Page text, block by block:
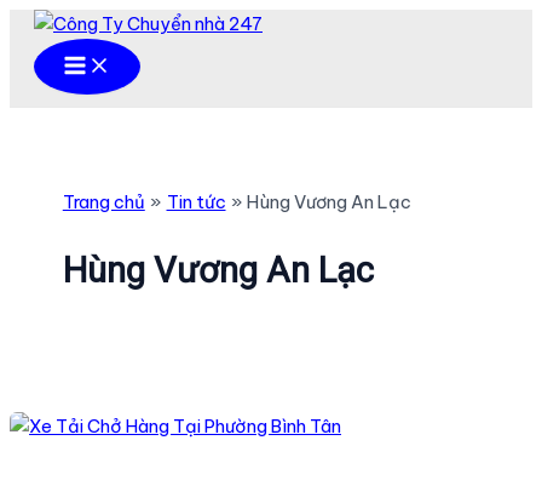
Nhảy
Main
Menu
Trang chủ Tin tức Hùng Vương An Lạc
Hùng Vương An Lạc